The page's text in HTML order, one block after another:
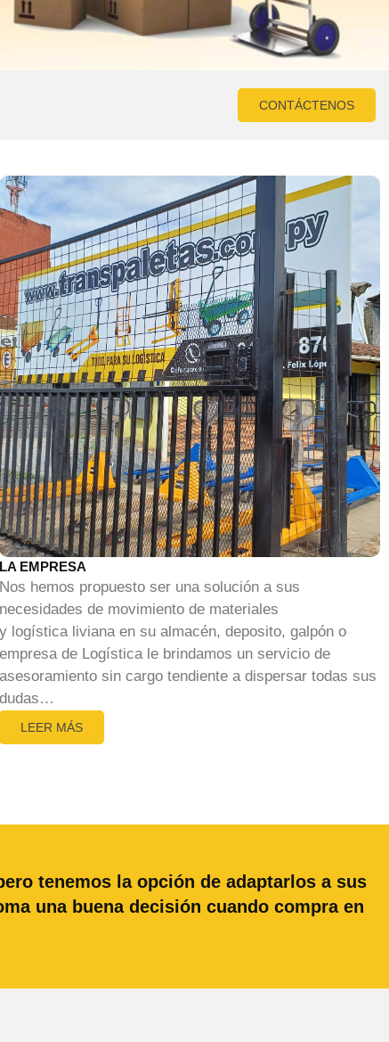
CONTÁCTENOS
LA EMPRESA
Nos hemos propuesto ser una solución a sus
necesidades de movimiento de materiales
y logística liviana en su almacén, deposito, galpón o
empresa de Logística le brindamos un servicio de
asesoramiento sin cargo tendiente a dispersar todas sus
dudas…
LEER MÁS
tenemos la opción de adaptarlos a sus
una buena decisión cuando compra en